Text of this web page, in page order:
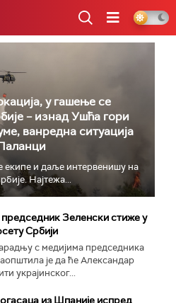
у гашење се
– изнад Ушћа гори
ванредна ситуација
екипе и даље интервенишу на
Најтежа...
председник Зеленски стиже у
Србији
с медијима председника
је да ће Александар
украјинског...
из Шпаније испред